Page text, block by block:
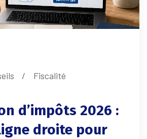
Fiscalité
d’impôts 2026 :
droite pour